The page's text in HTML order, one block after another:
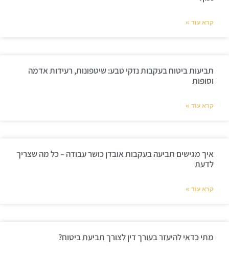
קרא עוד »
תביעות ביטוח בעקבות נזקי טבע: שיטפונות, רעידות אדמה
וסופות
קרא עוד »
איך מגישים תביעה בעקבות אובדן כושר עבודה – כל מה שצריך
לדעת
קרא עוד »
מתי כדאי להיעזר בעורך דין לצורך תביעת ביטוח?